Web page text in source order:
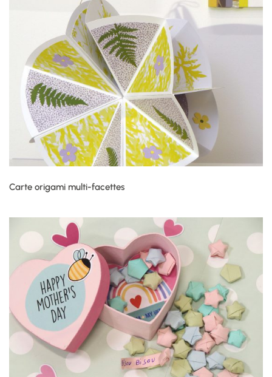
Carte origami multi-facettes